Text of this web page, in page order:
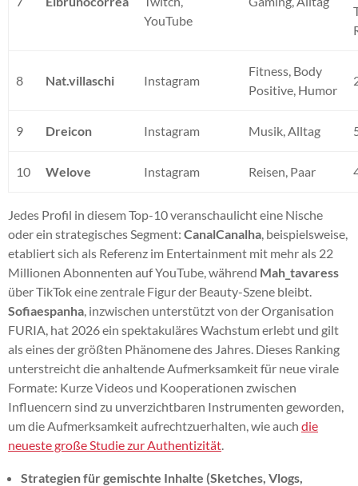
YouTube
8 Nat.villaschi Instagram
Fitness, Body
Positive, Humor
9 Dreicon Instagram Musik, Alltag
10 Welove Instagram Reisen, Paar
Jedes Profil in diesem Top-10 veranschaulicht eine Nische
oder ein strategisches Segment: CanalCanalha , beispielsweise,
etabliert sich als Referenz im Entertainment mit mehr als 22
Millionen Abonnenten auf YouTube, während Mah_tavaress
über TikTok eine zentrale Figur der Beauty-Szene bleibt.
Sofiaespanha , inzwischen unterstützt von der Organisation
FURIA, hat 2026 ein spektakuläres Wachstum erlebt und gilt
als eines der größten Phänomene des Jahres. Dieses Ranking
unterstreicht die anhaltende Aufmerksamkeit für neue virale
Formate: Kurze Videos und Kooperationen zwischen
Influencern sind zu unverzichtbaren Instrumenten geworden,
um die Aufmerksamkeit aufrechtzuerhalten, wie auch die
neueste große Studie zur Authentizität
Strategien für gemischte Inhalte (Sketches, Vlogs,